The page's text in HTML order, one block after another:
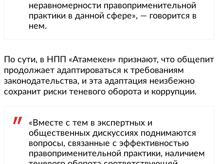
неравномерности правоприменительной
практики в данной сфере», — говорится в
нем.
По сути, в НПП «Атамекен» признают, что общепит
продолжает адаптироваться к требованиям
законодательства, и эта адаптация неизбежно
сохранит риски теневого оборота и коррупции.
«Вместе с тем в экспертных и
общественных дискуссиях поднимаются
вопросы, связанные с эффективностью
правоприменительной практики, наличием